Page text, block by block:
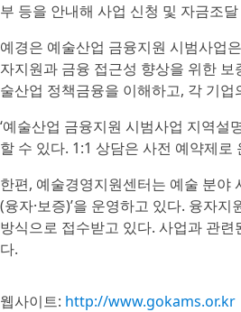
부 등을 안내해 사업 신청 및 자금조
예경은 예술산업 금융지원 시범사업
자지원과 금융 접근성 향상을 위한
술산업 정책금융을 이해하고, 각 기
‘예술산업 금융지원 시범사업 지역설
할 수 있다. 1:1 상담은 사전 예약제
한편, 예술경영지원센터는 예술 분야
(융자·보증)’을 운영하고 있다. 융자
방식으로 접수받고 있다. 사업과 관
다.
웹사이트: http://www.gokams.or.kr